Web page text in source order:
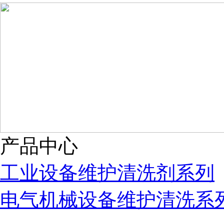
产品中心
工业设备维护清洗剂系列
电气机械设备维护清洗系